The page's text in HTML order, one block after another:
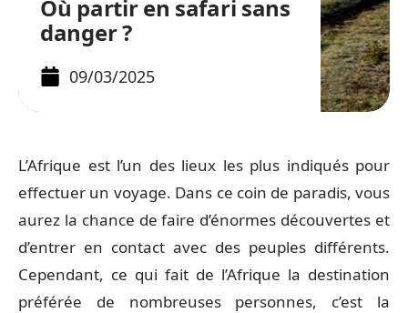
Où partir en safari sans
danger ?
09/03/2025
L’Afrique est l’un des lieux les plus indiqués pour
effectuer un voyage. Dans ce coin de paradis, vous
aurez la chance de faire d’énormes découvertes et
d’entrer en contact avec des peuples différents.
Cependant, ce qui fait de l’Afrique la destination
préférée de nombreuses personnes, c’est la